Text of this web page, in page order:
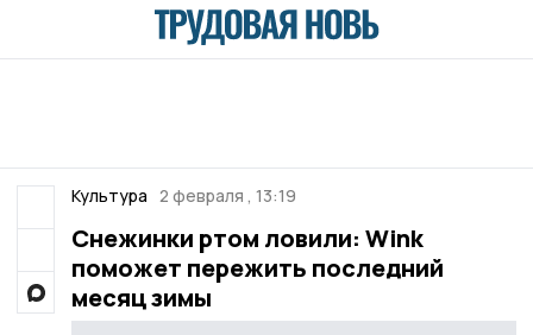
Культура 2 февраля , 13:19
Снежинки ртом ловили: Wink
поможет пережить последний
месяц зимы